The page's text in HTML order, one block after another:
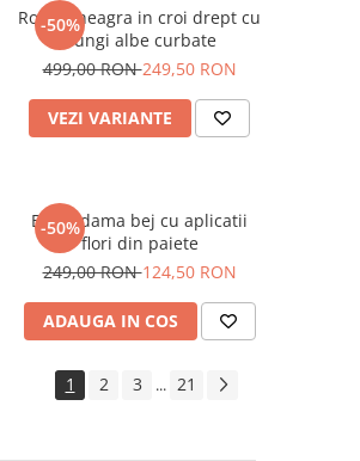
-50%
Rochie neagra in croi drept cu
dungi albe curbate
499,00 RON249,50 RON
VEZI VARIANTE
-50%
Bluza dama bej cu aplicatii
flori din paiete
249,00 RON124,50 RON
ADAUGA IN COS
1 2 3 ... 21